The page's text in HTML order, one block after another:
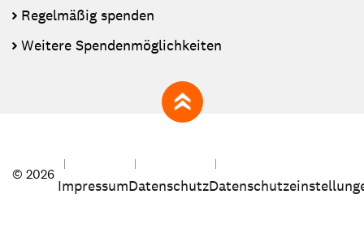
Regelmäßig spenden
Weitere Spendenmöglichkeiten
zum Seitenanfang
© 2026
ImpressumDatenschutz